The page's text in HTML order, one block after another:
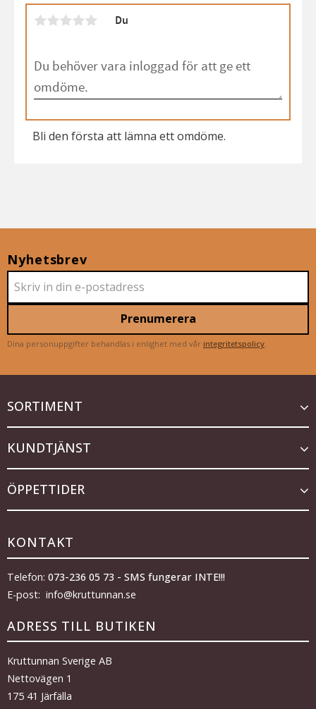
Du
Bli den första att lämna ett omdöme.
Nyhetsbrev
Prenumerera
Dina personuppgifter behandlas i enlighet med vår integritetspolicy
SORTIMENT
KUNDTJÄNST
ÖPPETTIDER
KONTAKT
Telefon: 073-236 05 73 - SMS fungerar INTE!!!
E-post: info@kruttunnan.se
ADRESS TILL BUTIKEN
Kruttunnan Sverige AB
Nettovägen 1
175 41 Järfälla